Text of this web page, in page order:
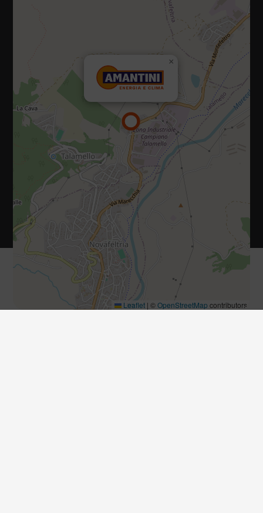
×
Leaflet | ©OpenStreetMap contributors
47867 Via Campiano, 10, Talamello (Rimini)
0541 920035
E-mail: info@amantiniclima.it
P.IVA 01073470419
Privacy policy
Cookie policy
Diritti riservati 2025 - 2026
Sito realizzato da IDlab